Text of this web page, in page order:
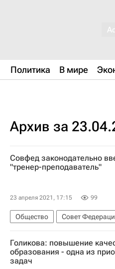
Политика В мире
Архив за
Совфед законодательно
"тренер-преподаватель"
23 апреля 2021, 17:15 99
Общество
Совет
Социальный навигатор
Голикова: повышение
образования - одна из
задач